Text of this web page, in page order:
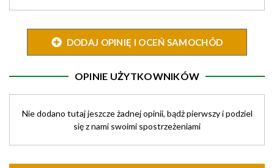
DODAJ OPINIĘ I OCEŃ SAMOCHÓD
OPINIE UŻYTKOWNIKÓW
Nie dodano tutaj jeszcze żadnej opinii, bądż pierwszy i podziel
się z nami swoimi spostrzeżeniami